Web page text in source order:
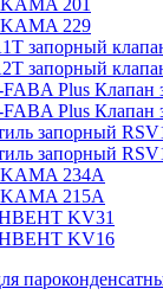
201
229
запорный
запорный
Plus Клапан
Plus Клапан
запорный
запорный
234A
215A
KV31
KV16